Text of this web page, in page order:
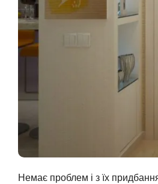
Немає проблем і з їх